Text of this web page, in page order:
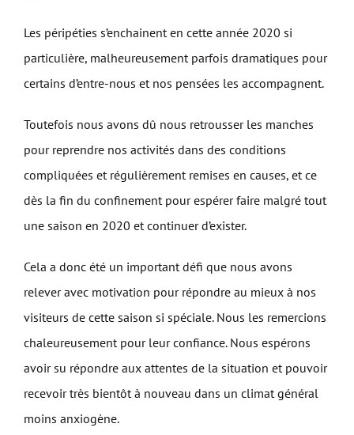
Les péripéties s’enchainent en cette année 2020 si
particulière, malheureusement parfois dramatiques pour
certains d’entre-nous et nos pensées les accompagnent.
Toutefois nous avons dû nous retrousser les manches
pour reprendre nos activités dans des conditions
compliquées et régulièrement remises en causes, et ce
dès la fin du confinement pour espérer faire malgré tout
une saison en 2020 et continuer d’exister.
Cela a donc été un important défi que nous avons
relever avec motivation pour répondre au mieux à nos
visiteurs de cette saison si spéciale. Nous les remercions
chaleureusement pour leur confiance. Nous espérons
avoir su répondre aux attentes de la situation et pouvoir
recevoir très bientôt à nouveau dans un climat général
moins anxiogène.